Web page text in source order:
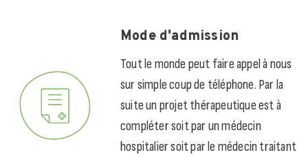
Mode d'admission
Tout le monde peut faire appel à nous
sur simple coup de téléphone. Par la
suite un projet thérapeutique est à
compléter soit par un médecin
hospitalier soit par le médecin traitant